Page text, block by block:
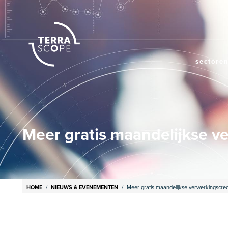
Main
sectoren
Meer gratis maandelijkse
Breadcrumb
HOME NIEUWS & EVENEMENTEN Meer gratis maandelijkse